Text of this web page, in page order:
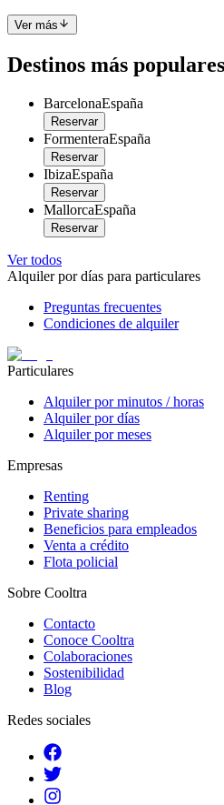
Ver más
Destinos más populares
BarcelonaEspaña
Reservar
FormenteraEspaña
Reservar
IbizaEspaña
Reservar
MallorcaEspaña
Reservar
Ver todos
Alquiler por días para particulares
Preguntas frecuentes
Condiciones de alquiler
Particulares
Alquiler por minutos / horas
Alquiler por días
Alquiler por meses
Empresas
Renting
Private sharing
Beneficios para empleados
Venta a crédito
Flota policial
Sobre Cooltra
Contacto
Conoce Cooltra
Colaboraciones
Sostenibilidad
Blog
Redes sociales